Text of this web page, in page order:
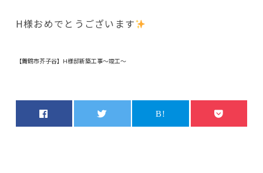
H様おめでとうございます
【舞鶴市芥子谷】H様邸新築工事～竣工～